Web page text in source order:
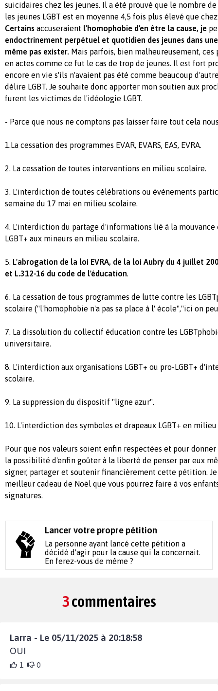
suicidaires chez les jeunes. Il a été prouvé que le nombre
les jeunes LGBT est en moyenne 4,5 fois plus élevé que
Certains accuseraient l'homophobie d'en être la cause, je
endoctrinement perpétuel et quotidien des jeunes dans
même pas exister. Mais parfois, bien malheureusement,
en actes comme ce fut le cas de trop de jeunes. Il est fort
encore en vie s'ils n'avaient pas été comme beaucoup
délire LGBT. Je souhaite donc apporter mon soutien aux
furent les victimes de l'idéologie LGBT.
- Parce que nous ne comptons pas laisser faire tout cela
1.La cessation des programmes EVAR, EVARS, EAS, EVRA.
2. La cessation de toutes interventions en milieu scolaire.
3. L'interdiction de toutes célébrations ou événements
semaine du 17 mai en milieu scolaire.
4. L'interdiction du partage d'informations lié à la mouvance
LGBT+ aux mineurs en milieu scolaire.
5. L'abrogation de la loi EVRA, de la loi Aubry du 4 juillet
et L.312-16 du code de l'éducation.
6. La cessation de tous programmes de lutte contre les
scolaire ("l'homophobie n'a pas sa place à l' école","ici on
7. La dissolution du collectif éducation contre les
universitaire.
8. L'interdiction aux organisations LGBT+ ou pro-LGBT+
scolaire.
9. La suppression du dispositif "ligne azur".
10. L'interdiction des symboles et drapeaux LGBT+ en
Pour que nos valeurs soient enfin respectées et pour
la possibilité d'enfin goûter à la liberté de penser par eux
signer, partager et soutenir financièrement cette pétition.
meilleur cadeau de Noël que vous pourrez faire à vos
signatures.
Lancer votre propre pétition
La personne ayant lancé cette pétition a
décidé d'agir pour la cause qui la concernait.
En ferez-vous de même ?
3commentaires
Larra - Le 05/11/2025 à 20:18:58
OUI
1 0